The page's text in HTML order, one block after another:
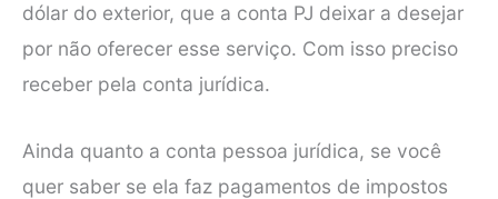
dólar do exterior, que a conta PJ deixar a desejar
por não oferecer esse serviço. Com isso preciso
receber pela conta jurídica.
Ainda quanto a conta pessoa jurídica, se você
quer saber se ela faz pagamentos de impostos